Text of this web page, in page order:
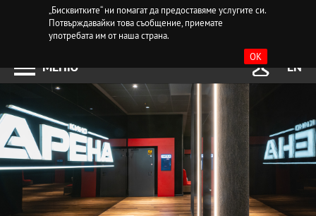
„Бисквитките“ ни помагат да предоставяме услугите си.
Потвърждавайки това съобщение, приемате
употребата им от наша страна.
OK
МЕНЮ EN